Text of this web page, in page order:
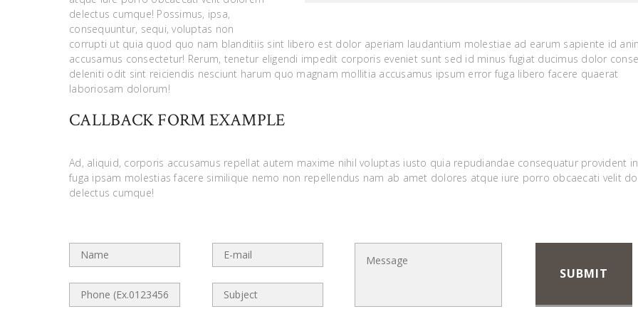
delectus cumque! Possimus, ipsa,
consequuntur, sequi, voluptas non
corrupti ut quia quod quo nam blanditiis sint libero est dolor aperiam laudantium molestiae ad earum sapiente id
accusamus consectetur! Rerum, tenetur eligendi impedit corporis eveniet sunt sed id minus fugiat ducimus dolor
deleniti odit sint reiciendis nesciunt harum quo magnam mollitia accusamus ipsum error fuga libero facere quaerat
laboriosam dolorum!
CALLBACK FORM EXAMPLE
Ad, aliquid, corporis accusamus repellat autem maxime nihil voluptas iusto quia repudiandae consequatur provident
fuga ipsam molestias facere similique nemo non repellendus nam ab amet dolores atque iure porro obcaecati velit
delectus cumque!
SUBMIT